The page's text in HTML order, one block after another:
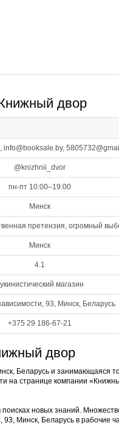
двор
info@booksale.by,
@knizhnii_dvor
пн-пт 10:00–19:00
Минск
претензия, огромный
Минск
4.1
магазин
93, Минск, Беларусь
+375 29 186-67-21
двор
Беларусь и занимающаяся
на странице компании
новых знаний.
Минск, Беларусь в рабочие